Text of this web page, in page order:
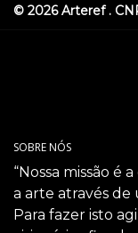
© 2026 Arteref .
SOBRE NÓS
“Nossa missão
a arte através de
Para fazer isto